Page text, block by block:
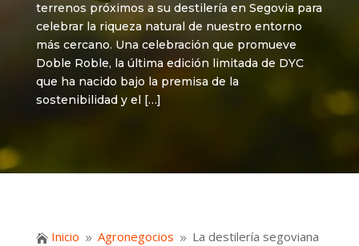
terrenos próximos a su destilería en Segovia para
celebrar la riqueza natural de nuestro entorno
más cercano. Una celebración que promueve
Doble Roble, la última edición limitada de DYC
que ha nacido bajo la premisa de la
sostenibilidad y el […]
 Inicio 9 Agronegocios 9 La destilería segoviana